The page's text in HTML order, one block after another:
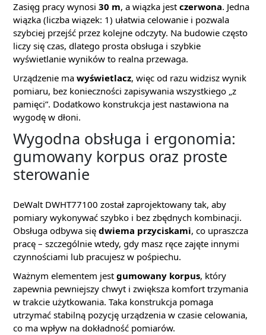
Zasięg pracy wynosi 30 m, a wiązka jest czerwona. Jedna
wiązka (liczba wiązek: 1) ułatwia celowanie i pozwala
szybciej przejść przez kolejne odczyty. Na budowie często
liczy się czas, dlatego prosta obsługa i szybkie
wyświetlanie wyników to realna przewaga.
Urządzenie ma wyświetlacz, więc od razu widzisz wynik
pomiaru, bez konieczności zapisywania wszystkiego „z
pamięci”. Dodatkowo konstrukcja jest nastawiona na
wygodę w dłoni.
Wygodna obsługa i ergonomia:
gumowany korpus oraz proste
sterowanie
DeWalt DWHT77100 został zaprojektowany tak, aby
pomiary wykonywać szybko i bez zbędnych kombinacji.
Obsługa odbywa się dwiema przyciskami, co upraszcza
pracę – szczególnie wtedy, gdy masz ręce zajęte innymi
czynnościami lub pracujesz w pośpiechu.
Ważnym elementem jest gumowany korpus, który
zapewnia pewniejszy chwyt i zwiększa komfort trzymania
w trakcie użytkowania. Taka konstrukcja pomaga
utrzymać stabilną pozycję urządzenia w czasie celowania,
co ma wpływ na dokładność pomiarów.